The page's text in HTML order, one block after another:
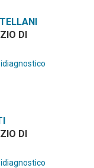
DI
DI